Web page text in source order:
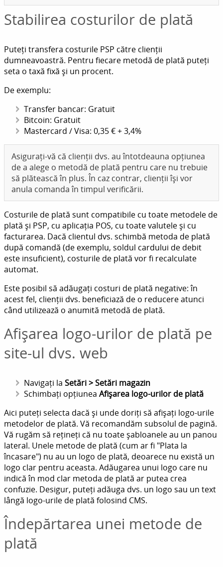
Stabilirea costurilor de plată
Puteți transfera costurile PSP către clienții
dumneavoastră. Pentru fiecare metodă de plată puteți
seta o taxă fixă și un procent.
De exemplu:
Transfer bancar: Gratuit
Bitcoin: Gratuit
Mastercard / Visa: 0,35 € + 3,4%
Asigurați-vă că clienții dvs. au întotdeauna opțiunea
de a alege o metodă de plată pentru care nu trebuie
să plătească în plus. În caz contrar, clienții își vor
anula comanda în timpul verificării.
Costurile de plată sunt compatibile cu toate metodele de
plată și PSP, cu aplicația POS, cu toate valutele și cu
facturarea. Dacă clientul dvs. schimbă metoda de plată
după comandă (de exemplu, soldul cardului de debit
este insuficient), costurile de plată vor fi recalculate
automat.
Este posibil să adăugați costuri de plată negative: în
acest fel, clienții dvs. beneficiază de o reducere atunci
când utilizează o anumită metodă de plată.
Afișarea logo-urilor de plată pe
site-ul dvs. web
Navigați la Setări > Setări magazin
Schimbați opțiunea Afișarea logo-urilor de plată
Aici puteți selecta dacă și unde doriți să afișați logo-urile
metodelor de plată. Vă recomandăm subsolul de pagină.
Vă rugăm să rețineți că nu toate șabloanele au un panou
lateral. Unele metode de plată (cum ar fi "Plata la
încasare") nu au un logo de plată, deoarece nu există un
logo clar pentru aceasta. Adăugarea unui logo care nu
indică în mod clar metoda de plată ar putea crea
confuzie. Desigur, puteți adăuga dvs. un logo sau un text
lângă logo-urile de plată folosind CMS.
Îndepărtarea unei metode de
plată